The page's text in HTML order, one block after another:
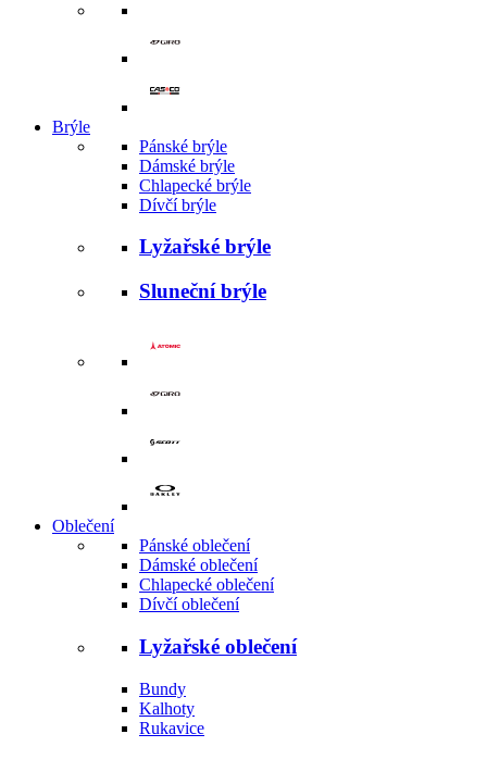
Brýle
Pánské brýle
Dámské brýle
Chlapecké brýle
Dívčí brýle
Lyžařské brýle
Sluneční brýle
Oblečení
Pánské oblečení
Dámské oblečení
Chlapecké oblečení
Dívčí oblečení
Lyžařské oblečení
Bundy
Kalhoty
Rukavice